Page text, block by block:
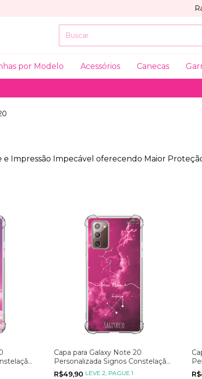
por Modelo Acessórios Canecas
✨
Impressão Impecável oferecendo Maior
Capa para Galaxy Note 20
Personalizada Signos Constelação
de Sagitário
R$49,90 LEVE 2, PAGUE 1
de